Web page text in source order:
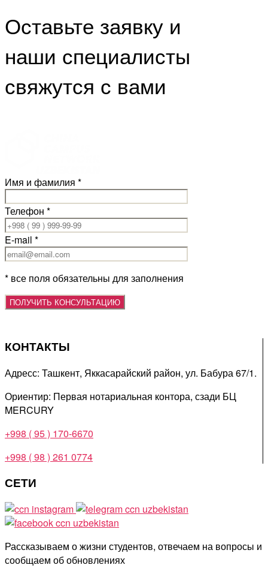
Оставьте заявку и
наши специалисты
свяжутся с вами
Имя и фамилия *
Телефон *
E-mail *
* все поля обязательны для заполнения
КОНТАКТЫ
Адресс: Ташкент, Яккасарайский район, ул. Бабура 67/1.
Ориентир: Первая нотариальная контора, сзади БЦ
MERCURY
+998 ( 95 ) 170-6670
+998 ( 98 ) 261 0774
СЕТИ
Рассказываем о жизни студентов, отвечаем на вопросы и
сообщаем об обновлениях